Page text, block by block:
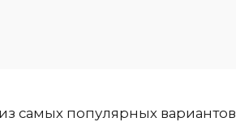
самых популярных вариантов